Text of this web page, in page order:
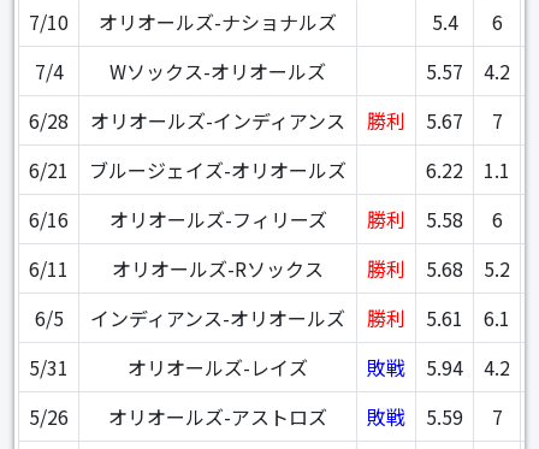
7/10
オリオールズ-ナショナルズ 5.4 6
7/4
Wソックス-オリオールズ 5.57 4.2
6/28
オリオールズ-インディアンス 勝利 5.67 7
6/21
ブルージェイズ-オリオールズ 6.22 1.1
6/16
オリオールズ-フィリーズ 勝利 5.58 6
6/11
オリオールズ-Rソックス 勝利 5.68 5.2
6/5
インディアンス-オリオールズ 勝利 5.61 6.1
5/31
オリオールズ-レイズ 敗戦 5.94 4.2
5/26
オリオールズ-アストロズ 敗戦 5.59 7